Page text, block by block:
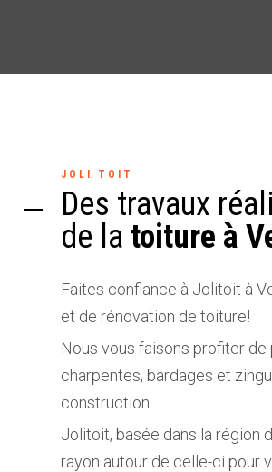
JOLI TOIT
Des travaux
de la toiture à
Faites confiance à Jolitoit à
et de rénovation de toiture!
Nous vous faisons profiter
charpentes, bardages et
construction.
Jolitoit, basée dans la région
rayon autour de celle-ci pour